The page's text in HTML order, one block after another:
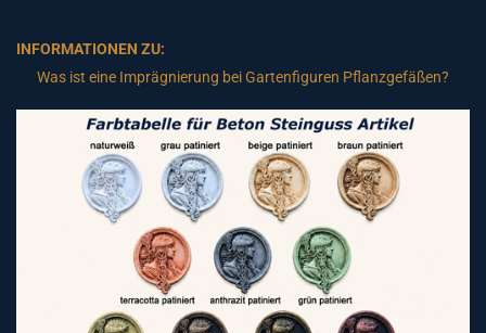
INFORMATIONEN ZU:
Was ist eine Imprägnierung bei Gartenfiguren Pflanzgefäßen?